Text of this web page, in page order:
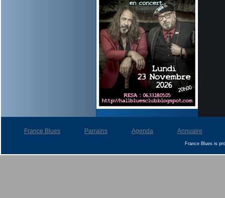
France Blues Parrains Agenda Annuaire
France Blues is